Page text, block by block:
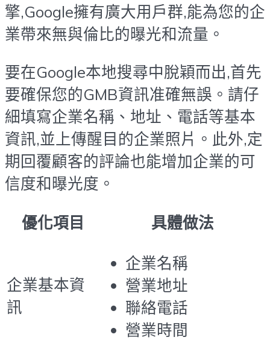
擎,Google擁有廣大用戶群,能為您的企
業帶來無與倫比的曝光和流量。
要在Google本地搜尋中脫穎而出,首先
要確保您的GMB資訊准確無誤。請仔
細填寫企業名稱、地址、電話等基本
資訊,並上傳醒目的企業照片。此外,定
期回覆顧客的評論也能增加企業的可
信度和曝光度。
優化項目 具體做法
企業基本資
訊
企業名稱
營業地址
聯絡電話
營業時間